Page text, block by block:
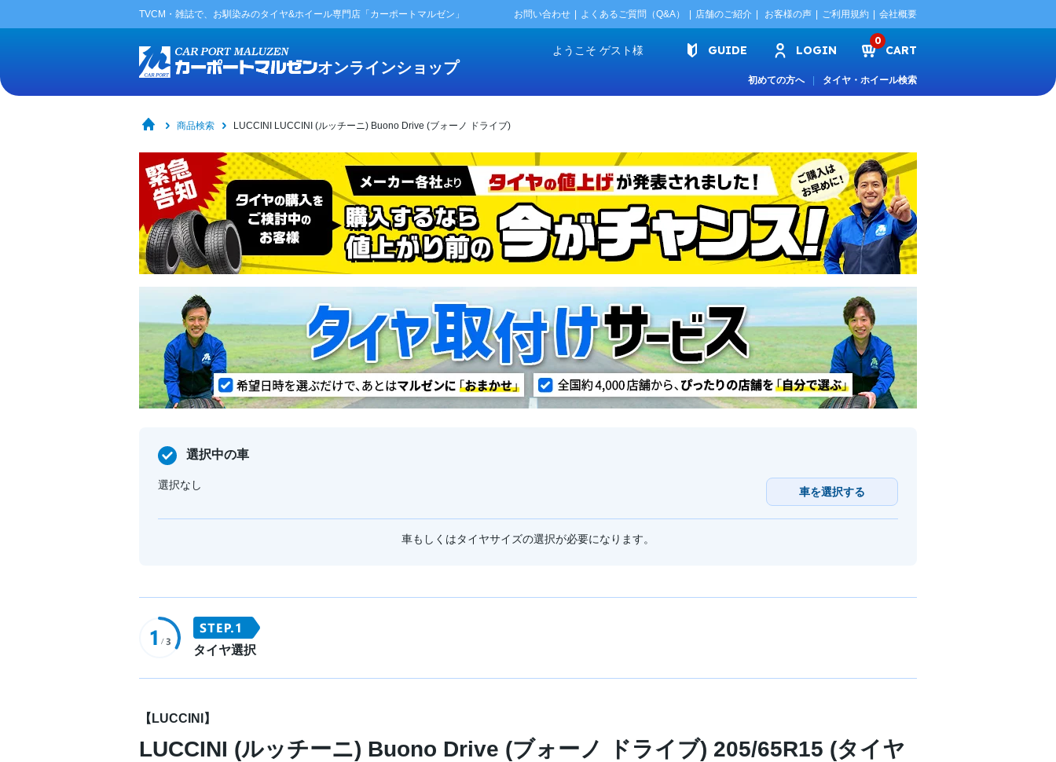
TVCM・雑誌で、お馴染みのタイヤ&ホイール専門店「カーポートマルゼン」 お問い合わせ よくあるご質問（Q&A） 店舗のご紹介 お客様の声 ご利用規約 会社概要
オンラインショップ
ようこそ ゲスト様 GUIDE LOGIN
0
CART
初めての方へ タイヤ・ホイール検索
商品検索 LUCCINI LUCCINI (ルッチーニ) Buono Drive (ブォーノ ドライブ)
選択中の車
選択なし
車を選択する
車もしくはタイヤサイズの選択が必要になります。
タイヤ選択
【LUCCINI】
LUCCINI (ルッチーニ) Buono Drive (ブォーノ ドライブ) 205/65R15 (タイヤ